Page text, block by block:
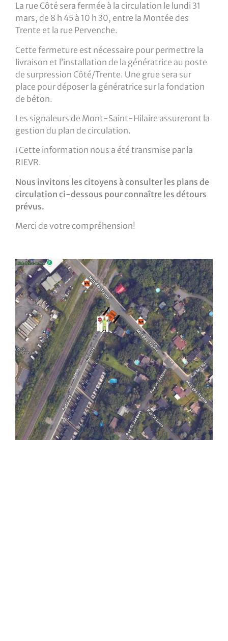
La rue Côté sera fermée à la circulation le lundi 31
mars, de 8 h 45 à 10 h 30, entre la Montée des
Trente et la rue Pervenche.
Cette fermeture est nécessaire pour permettre la
livraison et l’installation de la génératrice au poste
de surpression Côté/Trente. Une grue sera sur
place pour déposer la génératrice sur la fondation
de béton.
Les signaleurs de Mont-Saint-Hilaire assureront la
gestion du plan de circulation.
ℹ️ Cette information nous a été transmise par la
RIEVR.
Nous invitons les citoyens à consulter les plans de
circulation ci-dessous pour connaître les détours
prévus.
Merci de votre compréhension!